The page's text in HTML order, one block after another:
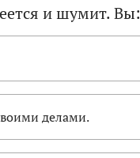
и шумит. Вы:
делами.